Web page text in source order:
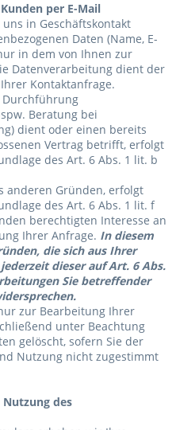
per E-Mail
in Geschäftskontakt
Daten (Name, E-
in dem von Ihnen zur
Datenverarbeitung dient der
Kontaktanfrage.
Durchführung
Beratung bei
dient oder einen bereits
Vertrag betrifft, erfolgt
des Art. 6 Abs. 1 lit. b
anderen Gründen, erfolgt
des Art. 6 Abs. 1 lit. f
berechtigten Interesse an
Ihrer Anfrage. In diesem
die sich aus Ihrer
dieser auf Art. 6 Abs.
Sie betreffender
zur Bearbeitung Ihrer
unter Beachtung
gelöscht, sofern Sie der
Nutzung nicht zugestimmt
des